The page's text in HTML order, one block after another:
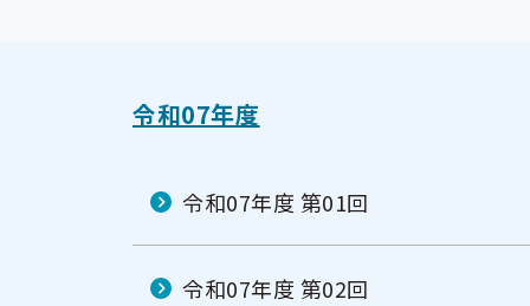
令和07年度
令和07年度 第01回
令和07年度 第02回